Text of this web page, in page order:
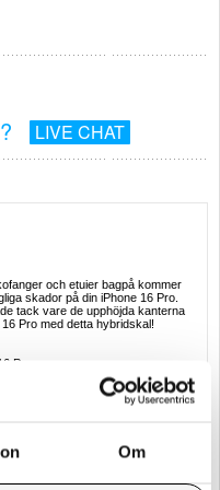
Om
LIVE CHAT
och etuier bagpå kommer
skador på din iPhone 16 Pro.
tack vare de upphöjda kanterna
Pro med detta hybridskal!
Pro